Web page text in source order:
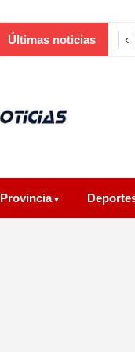
Últimas noticias ‹
Provincia